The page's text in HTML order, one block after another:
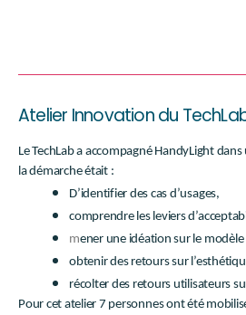
Atelier Innovation du
Le TechLab a accompagné HandyLight
la démarche était :
D’identifier des cas d’usages,
comprendre les leviers
mener une idéation sur le
obtenir des retours sur
récolter des retours utilisateurs
Pour cet atelier 7 personnes ont été